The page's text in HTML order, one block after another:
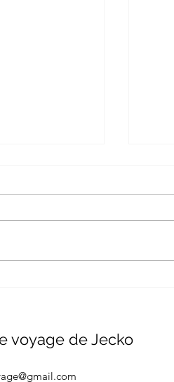
voyage de Jecko